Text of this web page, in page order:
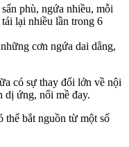
phù, ngứa nhiều, mỗi
lại nhiều lần trong 6
cơn ngứa dai dẳng,
có sự thay đổi lớn về nội
dị ứng, nổi mề đay.
thể bắt nguồn từ một số